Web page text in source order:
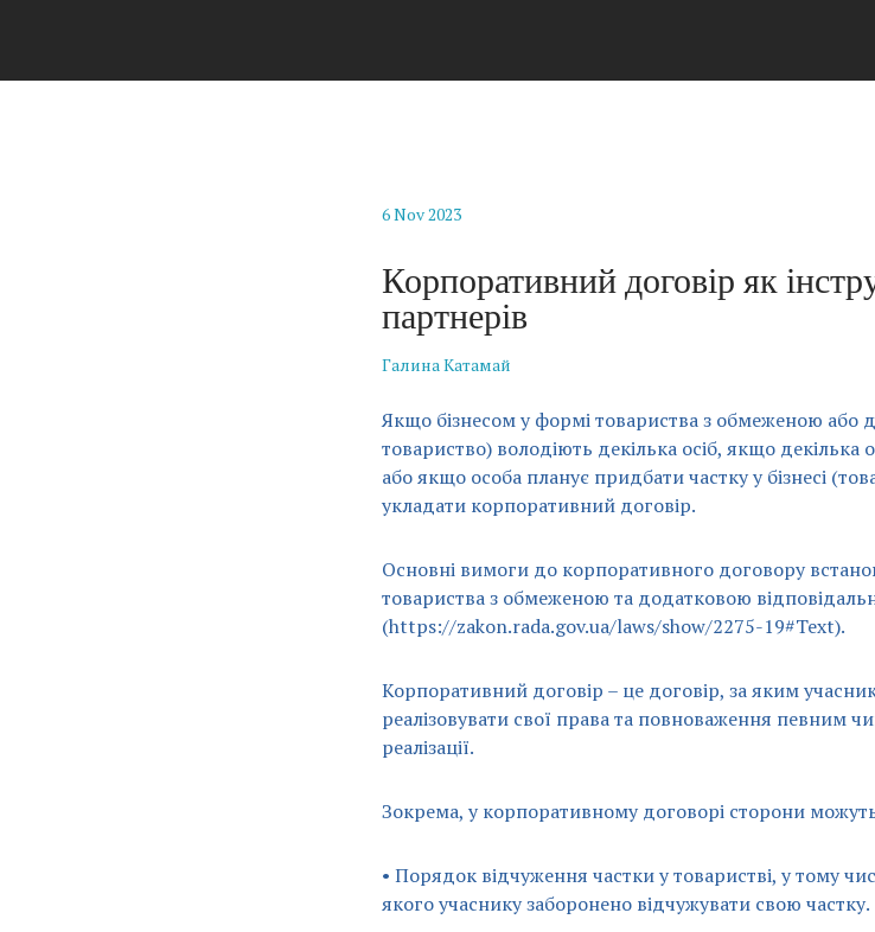
6 Nov 2023
Корпоративний договір як
партнерів
Галина Катамай
Якщо бізнесом у формі товариства з обмеженою або
товариство) володіють декілька осіб, якщо декілька
або якщо особа планує придбати частку у бізнесі
укладати корпоративний договір.
Основні вимоги до корпоративного договору
товариства з обмеженою та додатковою
(https://zakon.rada.gov.ua/laws/show/2275-19#Text).
Корпоративний договір – це договір, за яким
реалізовувати свої права та повноваження певним
реалізації.
Зокрема, у корпоративному договорі сторони
• Порядок відчуження частки у товаристві, у тому
якого учаснику заборонено відчужувати свою частку.